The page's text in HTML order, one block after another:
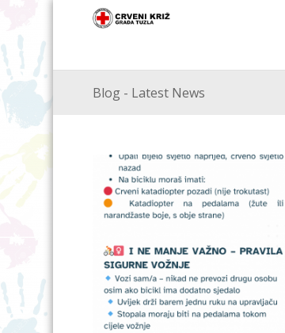
Blog - Latest News